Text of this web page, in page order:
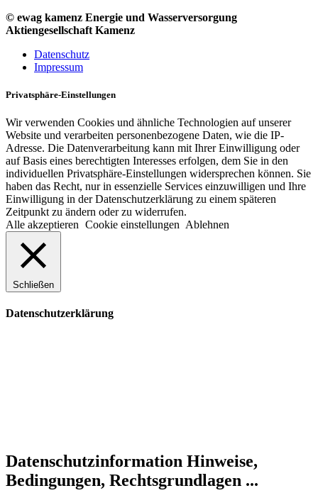
© ewag kamenz Energie und Wasserversorgung
Aktiengesellschaft Kamenz
Datenschutz
Impressum
Privatsphäre-Einstellungen
Wir verwenden Cookies und ähnliche Technologien auf unserer
Website und verarbeiten personenbezogene Daten, wie die IP-
Adresse. Die Datenverarbeitung kann mit Ihrer Einwilligung oder
auf Basis eines berechtigten Interesses erfolgen, dem Sie in den
individuellen Privatsphäre-Einstellungen widersprechen können. Sie
haben das Recht, nur in essenzielle Services einzuwilligen und Ihre
Einwilligung in der Datenschutzerklärung zu einem späteren
Zeitpunkt zu ändern oder zu widerrufen.
Alle akzeptieren Cookie einstellungen Ablehnen
Schließen
Datenschutzerklärung
Datenschutzinformation Hinweise,
Bedingungen, Rechtsgrundlagen ...